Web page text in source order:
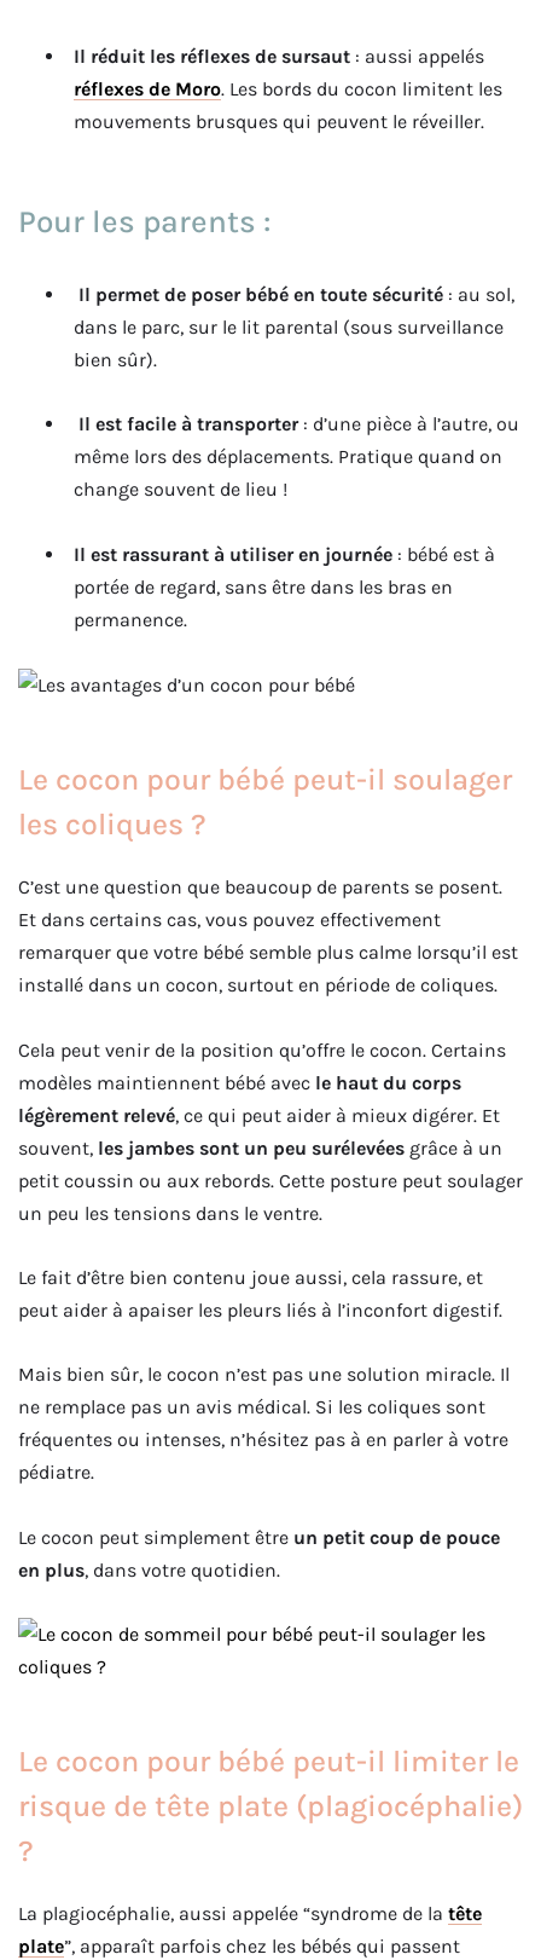
Il réduit les réflexes de sursaut : aussi appelés
réflexes de Moro. Les bords du cocon limitent les
mouvements brusques qui peuvent le réveiller.
Pour les parents :
Il permet de poser bébé en toute sécurité : au sol,
dans le parc, sur le lit parental (sous surveillance
bien sûr).
Il est facile à transporter: d’une pièce à l’autre, ou
même lors des déplacements. Pratique quand on
change souvent de lieu !
Il est rassurant à utiliser en journée : bébé est à
portée de regard, sans être dans les bras en
permanence.
Le cocon pour bébé peut-il soulager
les coliques ?
C’est une question que beaucoup de parents se posent.
Et dans certains cas, vous pouvez effectivement
remarquer que votre bébé semble plus calme lorsqu’il est
installé dans un cocon, surtout en période de coliques.
Cela peut venir de la position qu’offre le cocon. Certains
modèles maintiennent bébé avec le haut du corps
légèrement relevé, ce qui peut aider à mieux digérer. Et
souvent, les jambes sont un peu surélevées grâce à un
petit coussin ou aux rebords. Cette posture peut soulager
un peu les tensions dans le ventre.
Le fait d’être bien contenu joue aussi, cela rassure, et
peut aider à apaiser les pleurs liés à l’inconfort digestif.
Mais bien sûr, le cocon n’est pas une solution miracle. Il
ne remplace pas un avis médical. Si les coliques sont
fréquentes ou intenses, n’hésitez pas à en parler à votre
pédiatre.
Le cocon peut simplement être un petit coup de pouce
en plus, dans votre quotidien.
Le cocon pour bébé peut-il limiter le
risque de tête plate (plagiocéphalie)
?
La plagiocéphalie, aussi appelée “syndrome de la tête
plate”, apparaît parfois chez les bébés qui passent